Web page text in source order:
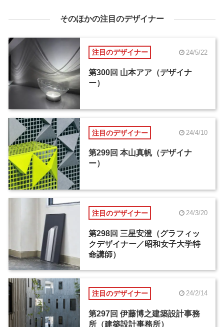
そのほかの注目のデザイナー
注目のデザイナー 24/5/22
第300回 山本アア（デザイナ
ー）
注目のデザイナー 24/4/10
第299回 本山真帆（デザイナ
ー）
注目のデザイナー 24/3/20
第298回 三星安澄（グラフィッ
クデザイナー／昭和女子大学特
命講師）
注目のデザイナー 24/2/14
第297回 伊藤博之建築設計事務
所（建築設計事務所）